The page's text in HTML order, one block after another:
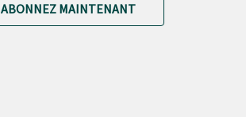
ABONNEZ MAINTENANT